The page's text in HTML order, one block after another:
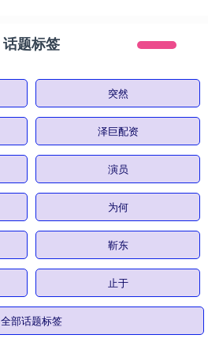
话题标签
突然
泽巨配资
演员
为何
靳东
止于
全部话题标签